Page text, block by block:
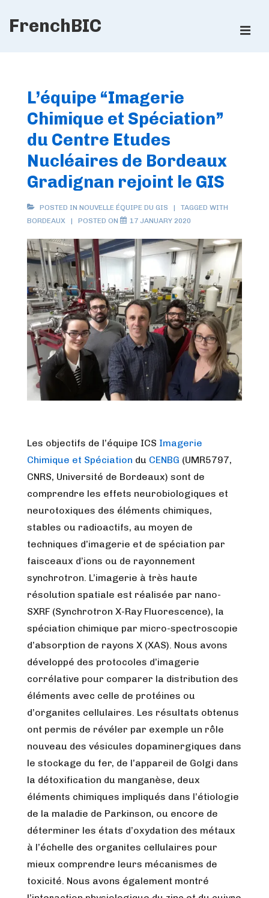
SkipFrenchBIC
L’équipe “Imagerie
Chimique et Spéciation”
du Centre Etudes
Nucléaires de Bordeaux
Gradignan rejoint le GIS
POSTED IN NOUVELLE ÉQUIPE DU GIS
TAGGED WITH
BORDEAUX
POSTED ON 17 JANUARY 2020
Les objectifs de l’équipe ICS Imagerie
Chimique et Spéciation du CENBG (UMR5797,
CNRS, Université de Bordeaux) sont de
comprendre les effets neurobiologiques et
neurotoxiques des éléments chimiques,
stables ou radioactifs, au moyen de
techniques d’imagerie et de spéciation par
faisceaux d’ions ou de rayonnement
synchrotron. L’imagerie à très haute
résolution spatiale est réalisée par nano-
SXRF (Synchrotron X-Ray Fluorescence), la
spéciation chimique par micro-spectroscopie
d’absorption de rayons X (XAS). Nous avons
développé des protocoles d’imagerie
corrélative pour comparer la distribution des
éléments avec celle de protéines ou
d’organites cellulaires. Les résultats obtenus
ont permis de révéler par exemple un rôle
nouveau des vésicules dopaminergiques dans
le stockage du fer, de l’appareil de Golgi dans
la détoxification du manganèse, deux
éléments chimiques impliqués dans l’étiologie
de la maladie de Parkinson, ou encore de
déterminer les états d’oxydation des métaux
à l’échelle des organites cellulaires pour
mieux comprendre leurs mécanismes de
toxicité. Nous avons également montré